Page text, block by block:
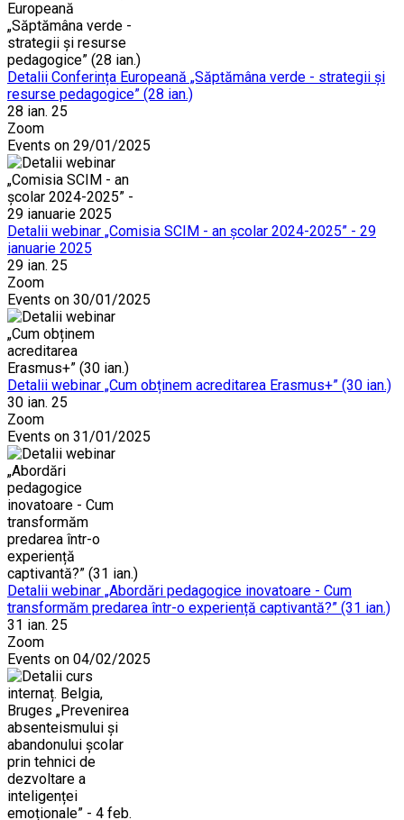
Detalii Conferința Europeană „Săptămâna verde - strategii și
resurse pedagogice” (28 ian.)
28 ian. 25
Zoom
Events on 29/01/2025
Detalii webinar „Comisia SCIM - an școlar 2024-2025” - 29
ianuarie 2025
29 ian. 25
Zoom
Events on 30/01/2025
Detalii webinar „Cum obținem acreditarea Erasmus+” (30 ian.)
30 ian. 25
Zoom
Events on 31/01/2025
Detalii webinar „Abordări pedagogice inovatoare - Cum
transformăm predarea într-o experiență captivantă?” (31 ian.)
31 ian. 25
Zoom
Events on 04/02/2025